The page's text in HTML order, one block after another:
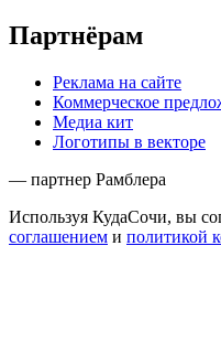
Партнёрам
Реклама на сайте
Коммерческое
Медиа кит
Логотипы в векторе
— партнер Рамблера
Используя КудаСочи, вы
соглашением и политикой